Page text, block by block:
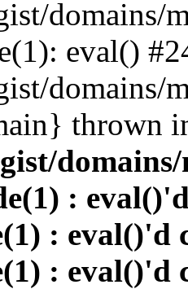
domains/
eval()
domains/
thrown
:
: eval()'d
: eval()'d